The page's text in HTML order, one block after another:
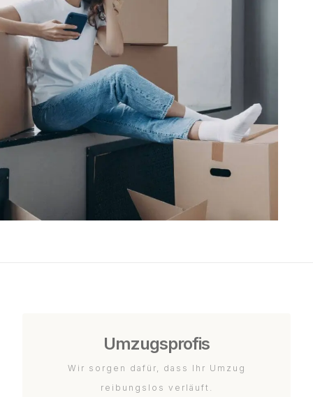
Umzugsprofis
Wir sorgen dafür, dass Ihr Umzug
reibungslos verläuft.